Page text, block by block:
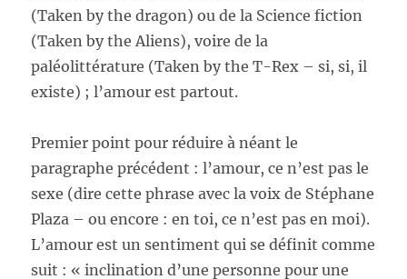
(Taken by the dragon) ou de la Science fiction
(Taken by the Aliens), voire de la
paléolittérature (Taken by the T-Rex – si, si, il
existe) ; l’amour est partout.
Premier point pour réduire à néant le
paragraphe précédent : l’amour, ce n’est pas le
sexe (dire cette phrase avec la voix de Stéphane
Plaza – ou encore : en toi, ce n’est pas en moi).
L’amour est un sentiment qui se définit comme
suit : « inclination d’une personne pour une